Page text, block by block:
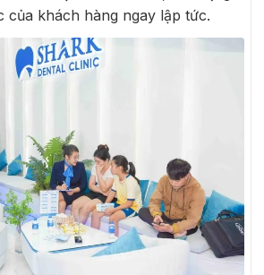
của khách hàng ngay lập tức.